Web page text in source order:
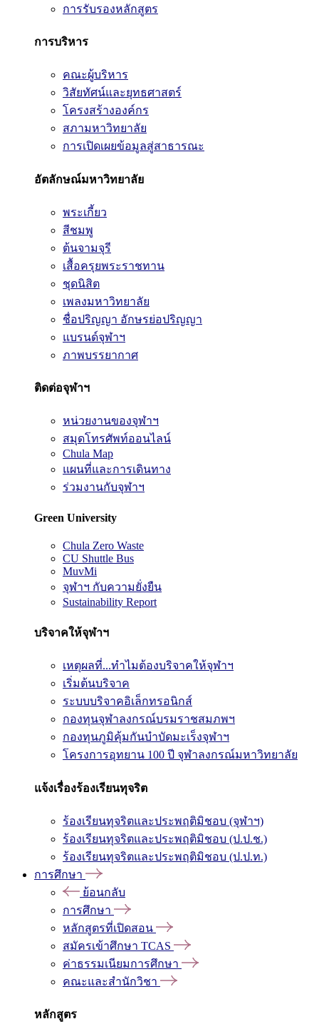
การรับรองหลักสูตร
การบริหาร
คณะผู้บริหาร
วิสัยทัศน์และยุทธศาสตร์
โครงสร้างองค์กร
สภามหาวิทยาลัย
การเปิดเผยข้อมูลสู่สาธารณะ
อัตลักษณ์มหาวิทยาลัย
พระเกี้ยว
สีชมพู
ต้นจามจุรี
เสื้อครุยพระราชทาน
ชุดนิสิต
เพลงมหาวิทยาลัย
ชื่อปริญญา อักษรย่อปริญญา
แบรนด์จุฬาฯ
ภาพบรรยากาศ
ติดต่อจุฬาฯ
หน่วยงานของจุฬาฯ
สมุดโทรศัพท์ออนไลน์
Chula Map
แผนที่และการเดินทาง
ร่วมงานกับจุฬาฯ
Green University
Chula Zero Waste
CU Shuttle Bus
MuvMi
จุฬาฯ กับความยั่งยืน
Sustainability Report
บริจาคให้จุฬาฯ
เหตุผลที่...ทำไมต้องบริจาคให้จุฬาฯ
เริ่มต้นบริจาค
ระบบบริจาคอิเล็กทรอนิกส์
กองทุนจุฬาลงกรณ์บรมราชสมภพฯ
กองทุนภูมิคุ้มกันบำบัดมะเร็งจุฬาฯ
โครงการอุทยาน 100 ปี จุฬาลงกรณ์มหาวิทยาลัย
แจ้งเรื่องร้องเรียนทุจริต
ร้องเรียนทุจริตและประพฤติมิชอบ (จุฬาฯ)
ร้องเรียนทุจริตและประพฤติมิชอบ (ป.ป.ช.)
ร้องเรียนทุจริตและประพฤติมิชอบ (ป.ป.ท.)
การศึกษา
ย้อนกลับ
การศึกษา
หลักสูตรที่เปิดสอน
สมัครเข้าศึกษา TCAS
ค่าธรรมเนียมการศึกษา
คณะและสำนักวิชา
หลักสูตร